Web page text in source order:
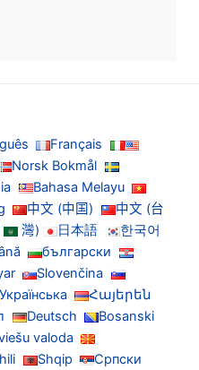
Français
Norsk Bokmål
Bahasa Melayu
中文 (中国)
中文 (台
灣)
日本語 한국어
български
Slovenčina
Українська
Հայերեն
хэл Deutsch
Bosanski
Latviešu valoda
Shqip
Српски